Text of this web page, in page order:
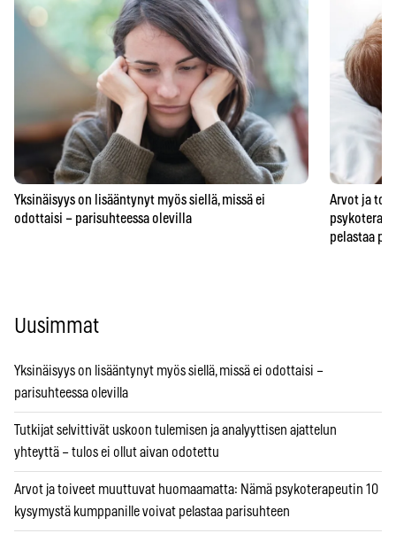
Yksinäisyys on lisääntynyt myös siellä, missä ei
odottaisi – parisuhteessa olevilla
Arvot ja
pelastaa
Uusimmat
Yksinäisyys on lisääntynyt myös siellä, missä ei odottaisi –
parisuhteessa olevilla
Tutkijat selvittivät uskoon tulemisen ja analyyttisen ajattelun
yhteyttä – tulos ei ollut aivan odotettu
Arvot ja toiveet muuttuvat huomaamatta: Nämä psykoterapeutin 10
kysymystä kumppanille voivat pelastaa parisuhteen